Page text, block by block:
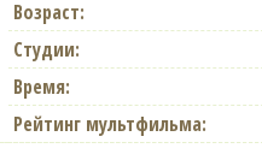
Возраст:
Студии:
Время:
Рейтинг мультфильма: